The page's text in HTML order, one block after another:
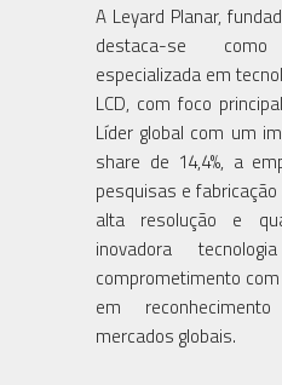
A Leyard Planar,
destaca-se
especializada em
LCD, com foco
Líder global com um
share de 14,4%, a
pesquisas e
alta resolução e
inovadora
comprometimento
em
mercados globais.